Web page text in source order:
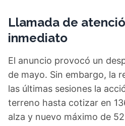
Llamada de
inmediato
El anuncio provocó un
de mayo. Sin embargo, la
las últimas sesiones la
terreno hasta cotizar en
alza y nuevo máximo de